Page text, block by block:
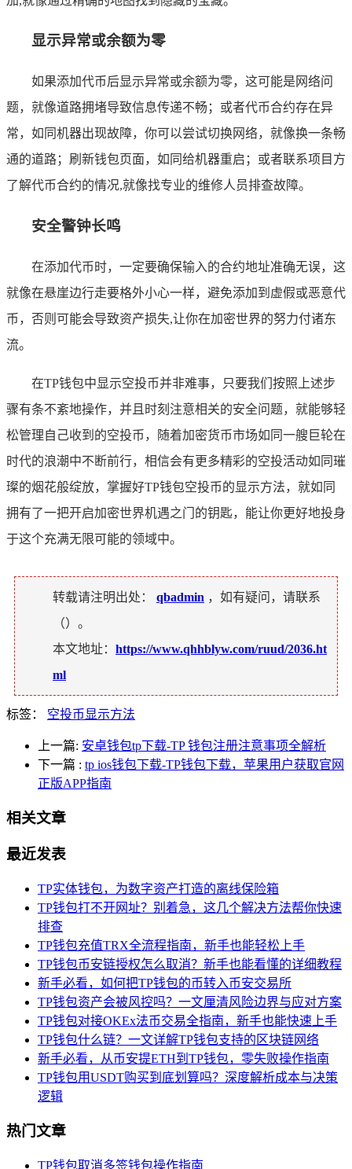
显示异常或余额为零
如果添加代币后显示异常或余额为零，这可能是网络问
题，就像道路拥堵导致信息传递不畅；或者代币合约存在异
常，如同机器出现故障，你可以尝试切换网络，就像换一条畅
通的道路；刷新钱包页面，如同给机器重启；或者联系项目方
了解代币合约的情况,就像找专业的维修人员排查故障。
安全警钟长鸣
在添加代币时，一定要确保输入的合约地址准确无误，这
就像在悬崖边行走要格外小心一样，避免添加到虚假或恶意代
币，否则可能会导致资产损失,让你在加密世界的努力付诸东
流。
在TP钱包中显示空投币并非难事，只要我们按照上述步
骤有条不紊地操作，并且时刻注意相关的安全问题，就能够轻
松管理自己收到的空投币，随着加密货币市场如同一艘巨轮在
时代的浪潮中不断前行，相信会有更多精彩的空投活动如同璀
璨的烟花般绽放，掌握好TP钱包空投币的显示方法，就如同
拥有了一把开启加密世界机遇之门的钥匙，能让你更好地投身
于这个充满无限可能的领域中。
转载请注明出处： qbadmin ，如有疑问，请联系
（）。
本文地址： https://www.qhhblyw.com/ruud/2036.ht
ml
标签： 空投币显示方法
上一篇: 安卓钱包tp下载-TP 钱包注册注意事项全解析
下一篇 : tp ios钱包下载-TP钱包下载，苹果用户获取官网
正版APP指南
相关文章
最近发表
TP实体钱包，为数字资产打造的离线保险箱
TP钱包打不开网址？别着急，这几个解决方法帮你快速
排查
TP钱包充值TRX全流程指南，新手也能轻松上手
TP钱包币安链授权怎么取消？新手也能看懂的详细教程
新手必看，如何把TP钱包的币转入币安交易所
TP钱包资产会被风控吗？一文厘清风险边界与应对方案
TP钱包对接OKEx法币交易全指南，新手也能快速上手
TP钱包什么链？一文详解TP钱包支持的区块链网络
新手必看，从币安提ETH到TP钱包，零失败操作指南
TP钱包用USDT购买到底划算吗？深度解析成本与决策
逻辑
热门文章
TP钱包取消多签钱包操作指南